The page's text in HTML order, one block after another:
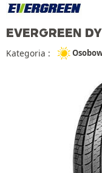
EVERGREEN
Kategoria :